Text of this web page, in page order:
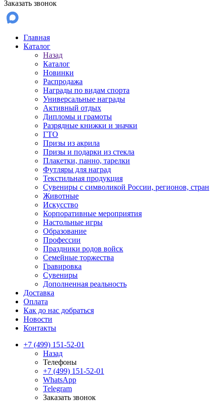
Заказать звонок
Главная
Каталог
Назад
Каталог
Новинки
Распродажа
Награды по видам спорта
Универсальные награды
Активный отдых
Дипломы и грамоты
Разрядные книжки и значки
ГТО
Призы из акрила
Призы и подарки из стекла
Плакетки, панно, тарелки
Футляры для наград
Текстильная продукция
Сувениры с символикой России, регионов, стран
Животные
Искусство
Корпоративные мероприятия
Настольные игры
Образование
Профессии
Праздники родов войск
Семейные торжества
Гравировка
Сувениры
Дополненная реальность
Доставка
Оплата
Как до нас добраться
Новости
Контакты
+7 (499) 151-52-01
Назад
Телефоны
+7 (499) 151-52-01
WhatsApp
Telegram
Заказать звонок